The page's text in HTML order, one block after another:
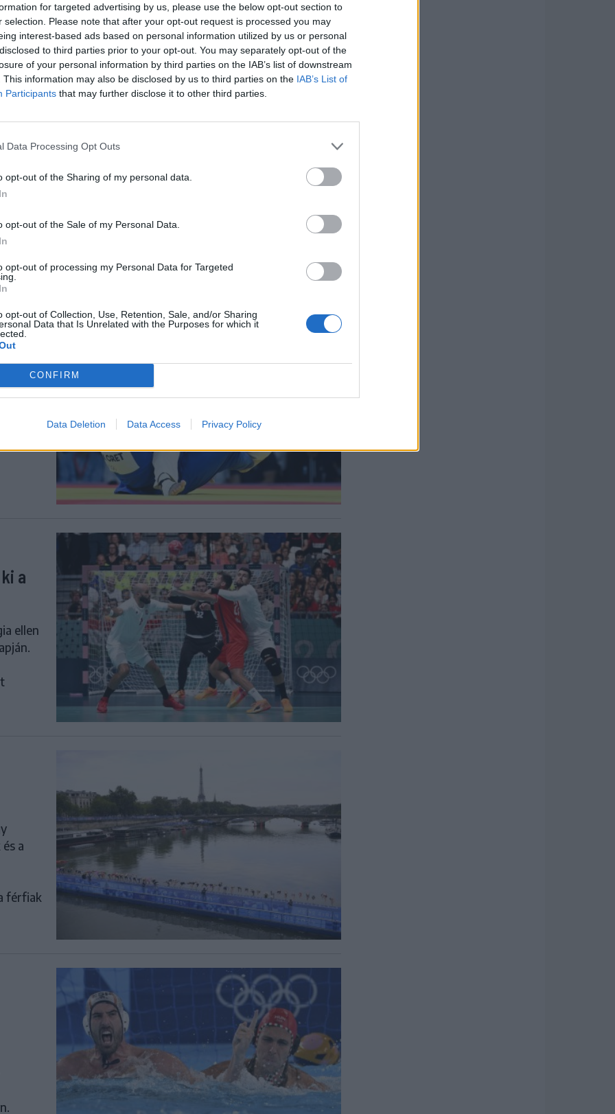
for targeted advertising by us, please use the below opt-out section to
selection. Please note that after your opt-out request is processed you may
interest-based ads based on personal information utilized by us or personal
to third parties prior to your opt-out. You may separately opt-out of the
of your personal information by third parties on the IAB’s list of downstream
This information may also be disclosed by us to third parties on the IAB’s List of
Participants that may further disclose it to other third parties.
Data Processing Opt Outs
opt-out of the Sharing of my personal data.
opt-out of the Sale of my Personal Data.
opt-out of processing my Personal Data for Targeted
opt-out of Collection, Use, Retention, Sale, and/or Sharing
Data that Is Unrelated with the Purposes for which it
CONFIRM
Data Deletion Data Access Privacy Policy
Szinte egyetlen sportág sincs, amelyben örömünk
Mint ahogy valószínűleg a sportági vezetők sem.
a
ellen
a
férfiak